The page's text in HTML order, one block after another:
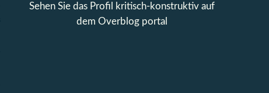
Sehen Sie das Profil
kritisch-konstruktiv auf
dem Overblog portal